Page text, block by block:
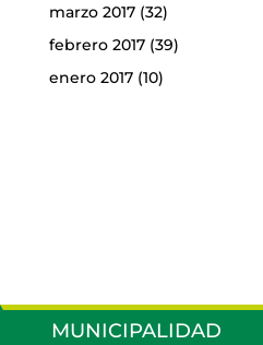
marzo 2017(32)
febrero 2017(39)
enero 2017(10)
MUNICIPALIDAD